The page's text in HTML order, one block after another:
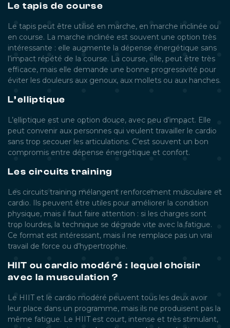
Le tapis de course
Le tapis peut être utilisé en marche, en marche inclinée ou
en course. La marche inclinée est souvent une option très
intéressante : elle augmente la dépense énergétique sans
l’impact répété de la course. La course, elle, peut être très
efficace, mais elle demande une bonne progressivité pour
éviter les douleurs aux genoux, aux mollets ou aux hanches.
L’elliptique
L’elliptique est une option douce, avec peu d’impact. Elle
peut convenir aux personnes qui veulent travailler le cardio
sans trop secouer les articulations. C’est souvent un bon
compromis entre dépense énergétique et confort.
Les circuits training
Les circuits training mélangent renforcement musculaire et
cardio. Ils peuvent être utiles pour améliorer la condition
physique, mais il faut faire attention : si les charges sont
trop lourdes, la technique se dégrade vite avec la fatigue.
Ce format est intéressant, mais il ne remplace pas un vrai
travail de force ou d’hypertrophie.
HIIT ou cardio modéré : lequel choisir
avec la musculation ?
Le HIIT et le cardio modéré peuvent tous les deux avoir
leur place dans un programme, mais ils ne produisent pas la
même fatigue. Le HIIT est court, intense et très stimulant,